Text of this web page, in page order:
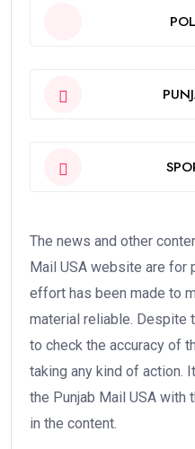
The news and other
Mail USA website are for
effort has been made to
material reliable. Despite
to check the accuracy of
taking any kind of action.
the Punjab Mail USA with
in the content.